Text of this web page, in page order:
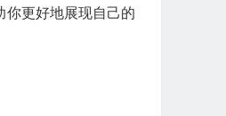
你更好地展现自己的